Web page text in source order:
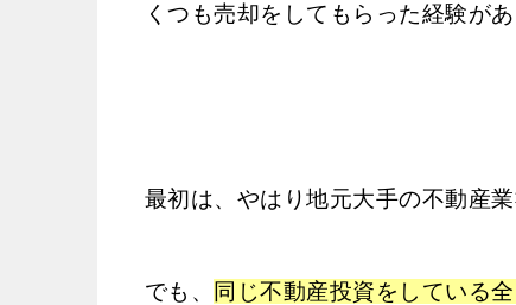
くつも売却をしてもらった経験があ
最初は、やはり地元大手の不動産
でも、
同じ不動産投資をしている